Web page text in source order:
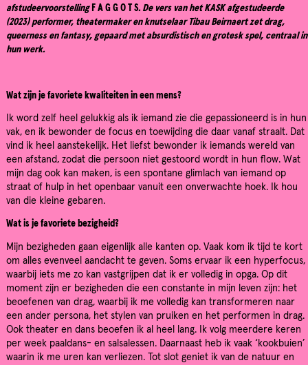
afstudeervoorstelling F A G G O T S. De vers van het KASK afgestudeerde
(2023) performer, theatermaker en knutselaar Tibau Beirnaert zet drag,
queerness en fantasy, gepaard met absurdistisch en grotesk spel, centraal in
hun werk.
Wat zijn je favoriete kwaliteiten in een mens?
Ik word zelf heel gelukkig als ik iemand zie die gepassioneerd is in hun
vak, en ik bewonder de focus en toewijding die daar vanaf straalt. Dat
vind ik heel aanstekelijk. Het liefst bewonder ik iemands wereld van
een afstand, zodat die persoon niet gestoord wordt in hun flow. Wat
mijn dag ook kan maken, is een spontane glimlach van iemand op
straat of hulp in het openbaar vanuit een onverwachte hoek. Ik hou
van die kleine gebaren.
Wat is je favoriete bezigheid?
Mijn bezigheden gaan eigenlijk alle kanten op. Vaak kom ik tijd te kort
om alles evenveel aandacht te geven. Soms ervaar ik een hyperfocus,
waarbij iets me zo kan vastgrijpen dat ik er volledig in opga. Op dit
moment zijn er bezigheden die een constante in mijn leven zijn: het
beoefenen van drag, waarbij ik me volledig kan transformeren naar
een ander persona, het stylen van pruiken en het performen in drag.
Ook theater en dans beoefen ik al heel lang. Ik volg meerdere keren
per week paaldans- en salsalessen. Daarnaast heb ik vaak ‘kookbuien’
waarin ik me uren kan verliezen. Tot slot geniet ik van de natuur en